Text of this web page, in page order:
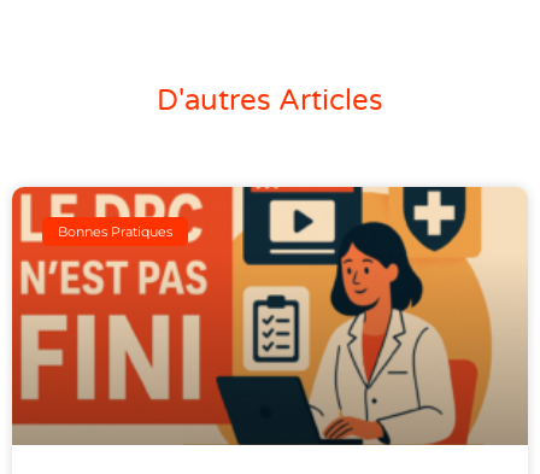
D'autres Articles
Bonnes Pratiques